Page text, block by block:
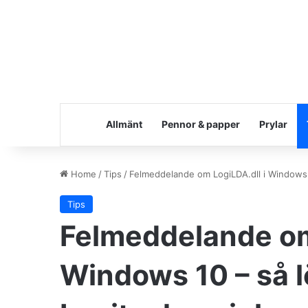
Allmänt Pennor & papper Prylar
Home /Tips / Felmeddelande om LogiLDA.dll i
Tips
Felmeddelande
Windows 10 – så